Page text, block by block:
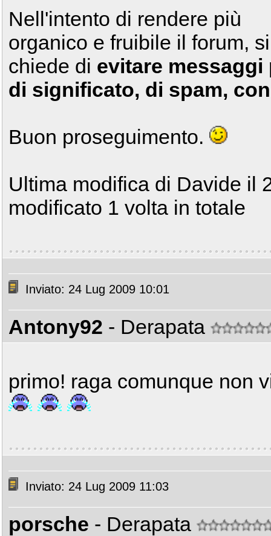
Nell'intento di rendere più
organico e fruibile il forum, si
chiede di evitare messaggi
di significato, di spam,
Buon proseguimento.
Ultima modifica di Davide il
modificato 1 volta in totale
Inviato: 24 Lug 2009 10:01
Antony92 - Derapata
primo! raga comunque non
Inviato: 24 Lug 2009 11:03
porsche - Derapata